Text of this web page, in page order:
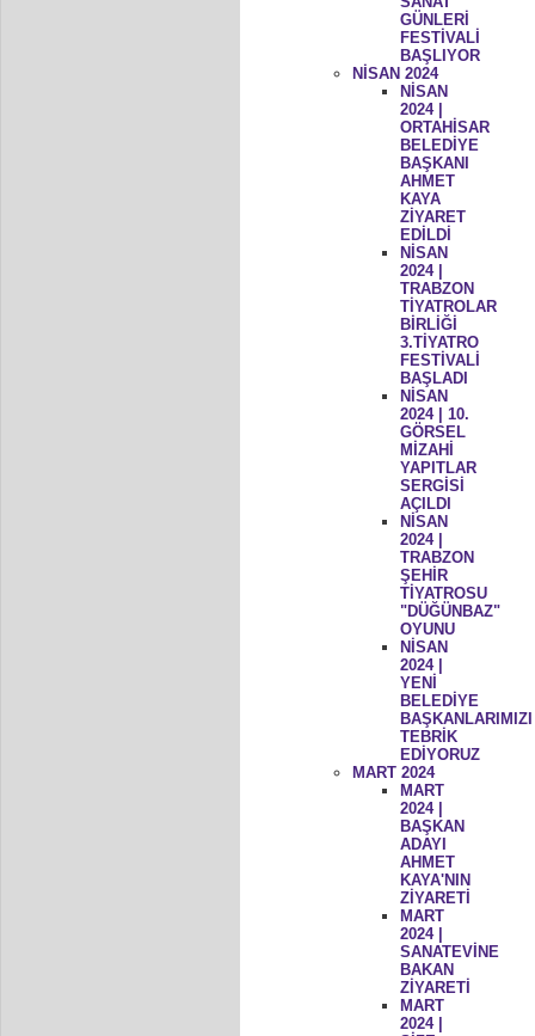
GÜNLERİ
FESTİVALİ
BAŞLIYOR
NİSAN 2024
NİSAN
2024 |
ORTAHİSAR
BELEDİYE
BAŞKANI
AHMET
KAYA
ZİYARET
EDİLDİ
NİSAN
2024 |
TRABZON
TİYATROLAR
BİRLİĞİ
3.TİYATRO
FESTİVALİ
BAŞLADI
NİSAN
2024 | 10.
GÖRSEL
MİZAHİ
YAPITLAR
SERGİSİ
AÇILDI
NİSAN
2024 |
TRABZON
ŞEHİR
TİYATROSU
"DÜĞÜNBAZ"
OYUNU
NİSAN
2024 |
YENİ
BELEDİYE
BAŞKANLARIMIZI
TEBRİK
EDİYORUZ
MART 2024
MART
2024 |
BAŞKAN
ADAYI
AHMET
KAYA'NIN
ZİYARETİ
MART
2024 |
SANATEVİNE
BAKAN
ZİYARETİ
MART
2024 |